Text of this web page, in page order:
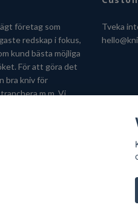
företag som
redskap i fokus,
kund bästa möjliga
För att göra det
bra kniv för
m.m. Vi
Tveka